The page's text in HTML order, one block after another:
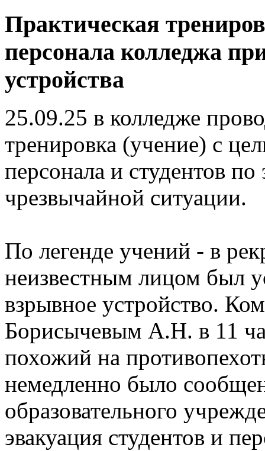
Практическая
персонала колледжа
устройства
25.09.25 в колледже
тренировка (учение) с
персонала и студентов
чрезвычайной ситуации.
По легенде учений - в
неизвестным лицом был
взрывное устройство.
Борисычевым А.Н. в 11
похожий на
немедленно было
образовательного
эвакуация студентов и